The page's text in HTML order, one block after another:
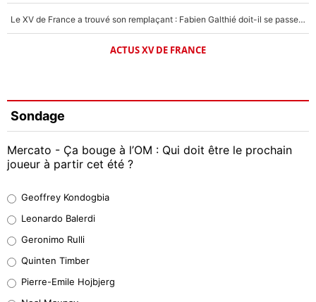
Le XV de France a trouvé son remplaçant : Fabien Galthié doit-il se passer d'Antoine Dupont ?
ACTUS XV DE FRANCE
Sondage
Mercato - Ça bouge à l’OM : Qui doit être le prochain
joueur à partir cet été ?
38%
32%
5%
Geoffrey Kondogbia
Leonardo Balerdi
Geronimo Rulli
Quinten Timber
Pierre-Emile Hojbjerg